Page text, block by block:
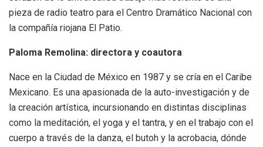
pieza de radio teatro para el Centro Dramático Nacional con
la compañía riojana El Patio.
Paloma Remolina: directora y coautora
Nace en la Ciudad de México en 1987 y se cría en el Caribe
Mexicano. Es una apasionada de la auto-investigación y de
la creación artística, incursionando en distintas disciplinas
como la meditación, el yoga y el tantra, y en el trabajo con el
cuerpo a través de la danza, el butoh y la acrobacia, dónde